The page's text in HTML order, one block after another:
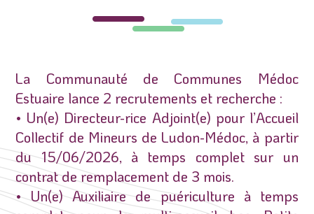
La Communauté de Communes Médoc
Estuaire lance 2 recrutements et recherche :
• Un(e) Directeur-rice Adjoint(e) pour l’Accueil
Collectif de Mineurs de Ludon-Médoc, à partir
du 15/06/2026, à temps complet sur un
contrat de remplacement de 3 mois.
• Un(e) Auxiliaire de puériculture à temps